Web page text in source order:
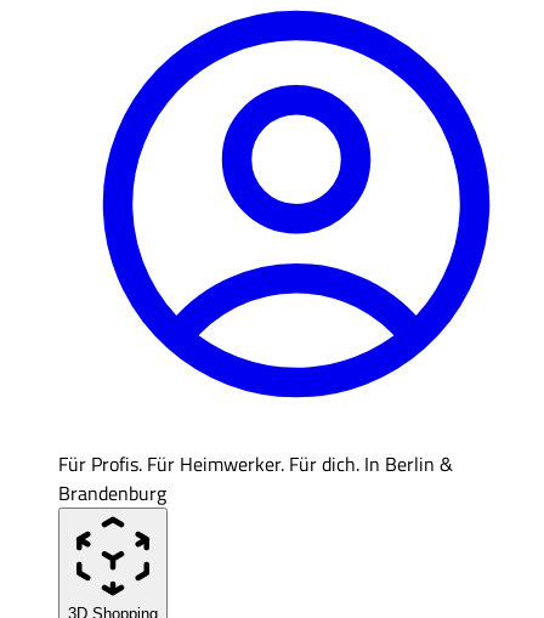
Für Profis. Für Heimwerker. Für dich. In Berlin &
Brandenburg
3D Shopping